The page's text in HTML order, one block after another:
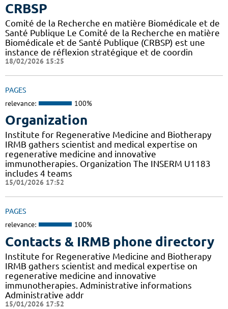
CRBSP
Comité de la Recherche en matière Biomédicale et de
Santé Publique Le Comité de la Recherche en matière
Biomédicale et de Santé Publique (CRBSP) est une
instance de réflexion stratégique et de coordin
18/02/2026 15:25
PAGES
relevance: 100%
Organization
Institute for Regenerative Medicine and Biotherapy
IRMB gathers scientist and medical expertise on
regenerative medicine and innovative
immunotherapies. Organization The INSERM U1183
includes 4 teams
15/01/2026 17:52
PAGES
relevance: 100%
Contacts & IRMB phone directory
Institute for Regenerative Medicine and Biotherapy
IRMB gathers scientist and medical expertise on
regenerative medicine and innovative
immunotherapies. Administrative informations
Administrative addr
15/01/2026 17:52